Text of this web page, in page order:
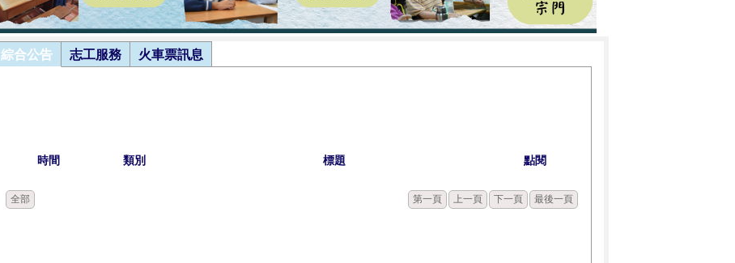
綜合公告 志工服務 火車票訊息
時間 類別 標題 點閱
全部 第一頁 上一頁 下一頁 最後一頁